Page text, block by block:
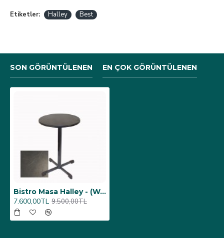
Etiketler: Halley Best
SON GÖRÜNTÜLENEN EN ÇOK GÖRÜNTÜLENEN
Bistro Masa Halley - (Werzalit, Wermodin ve Allzalit Tabla 60 cm çap) - Grey Marble
7.600,00TL 9.500,00TL